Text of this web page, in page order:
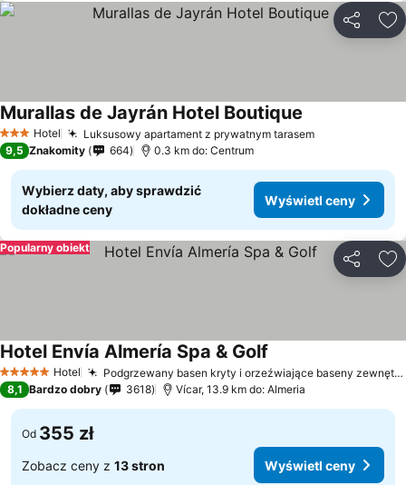
3 Kategoria
Hotel Luksusowy apartament z prywatnym tarasem
Murallas de Jayrán Hotel Boutique
9,5 Znakomity 664 0.3 km do: Centrum
Wybierz daty, aby sprawdzić
dokładne ceny
Wyświetl ceny
Popularny obiekt
5 KategoriaHotel Podgrzewany basen kryty i orzeźwiające baseny zewnętrzne
Hotel Envía Almería Spa & Golf
8,1 Bardzo dobry 3618 Vícar, 13.9 km do: Almeria
Od 355 zł
Zobacz ceny z 13 stron Wyświetl ceny